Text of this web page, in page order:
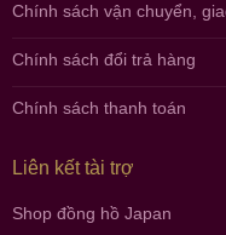
Chính sách vận chuyển,
Chính sách đổi trả hàng
Chính sách thanh toán
Liên kết tài trợ
Shop đồng hồ Japan